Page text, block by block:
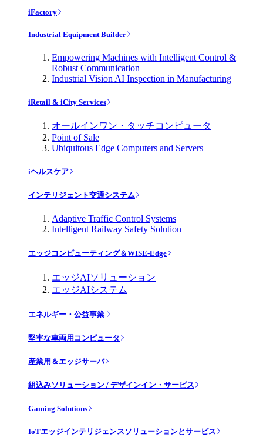
iFactory
Industrial Equipment Builder
Empowering Machines with Intelligent Control &
Robust Communication
Industrial Vision AI Inspection in Manufacturing
iRetail & iCity Services
オールインワン・タッチコンピュータ
Point of Sale
Ubiquitous Edge Computers and Servers
iヘルスケア
インテリジェント交通システム
Adaptive Traffic Control Systems
Intelligent Railway Safety Solution
エッジコンピューティング＆WISE-Edge
エッジAIソリューション
エッジAIシステム
エネルギー・公益事業
堅牢な車両用コンピュータ
産業用＆エッジサーバ
組込みソリューション / デザインイン・サービス
Gaming Solutions
IoTエッジインテリジェンスソリューションとサービス